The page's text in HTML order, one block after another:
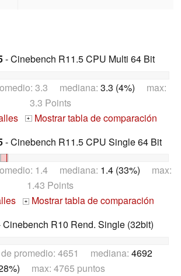
- Cinebench R11.5 CPU Multi 64 Bit
3.3 mediana: 3.3 (4%) max:
3.3 Points
+ Mostrar tabla de comparación
- Cinebench R11.5 CPU Single 64 Bit
1.4 mediana: 1.4 (33%) max:
1.43 Points
+
Mostrar tabla de comparación
Cinebench R10 Rend. Single (32bit)
promedio: 4651 mediana: 4692
max: 4765 puntos